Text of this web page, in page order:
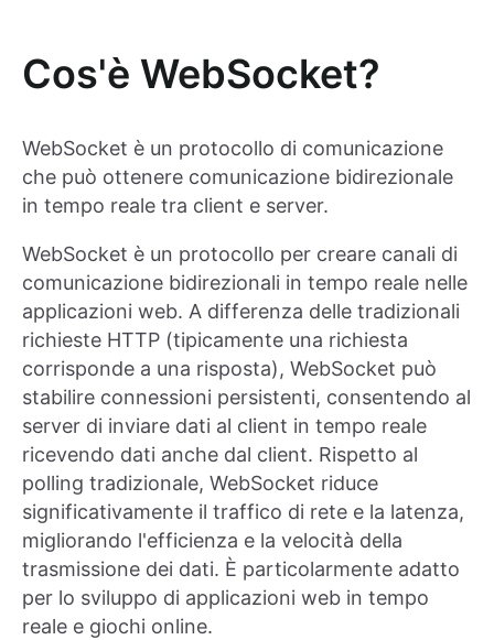
Cos'è WebSocket?
WebSocket è un protocollo di comunicazione
che può ottenere comunicazione bidirezionale
in tempo reale tra client e server.
WebSocket è un protocollo per creare canali di
comunicazione bidirezionali in tempo reale nelle
applicazioni web. A differenza delle tradizionali
richieste HTTP (tipicamente una richiesta
corrisponde a una risposta), WebSocket può
stabilire connessioni persistenti, consentendo al
server di inviare dati al client in tempo reale
ricevendo dati anche dal client. Rispetto al
polling tradizionale, WebSocket riduce
significativamente il traffico di rete e la latenza,
migliorando l'efficienza e la velocità della
trasmissione dei dati. È particolarmente adatto
per lo sviluppo di applicazioni web in tempo
reale e giochi online.